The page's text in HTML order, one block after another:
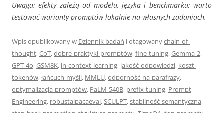
Uwaga: efekty zależą od modelu, języka i benchmarku; warto
testować warianty promptów lokalnie na własnych zadaniach.
Wpis opublikowany w Dziennik badań i otagowanychain-of-
thought,CoT,dobre-praktyki-promptów,fine-tuning,Gemma-2,
GPT-4o,GSM8K, in-context-learning, jakość-odpowiedzi, koszt-
tokenów,łańcuch-myśli, MMLU,odporność-na-parafrazy,
optymalizacja-promptów, PaLM-540B, prefix-tuning, Prompt
Engineering, robustalpacaeval,SCULPT,stabilność-semantyczna,